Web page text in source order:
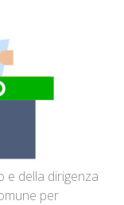
e della dirigenza
per